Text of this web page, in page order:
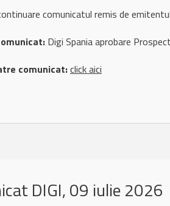
comunicatul remis de
Digi Spania aprobare Prospect
comunicat:click aici
DIGI, 09 iulie 2026